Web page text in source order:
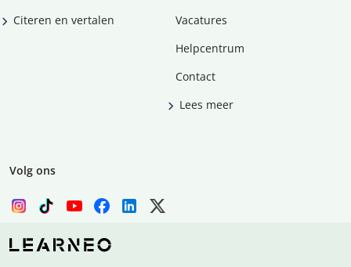
Citeren en vertalen
Vacatures
Helpcentrum
Contact
Lees meer
Volg ons